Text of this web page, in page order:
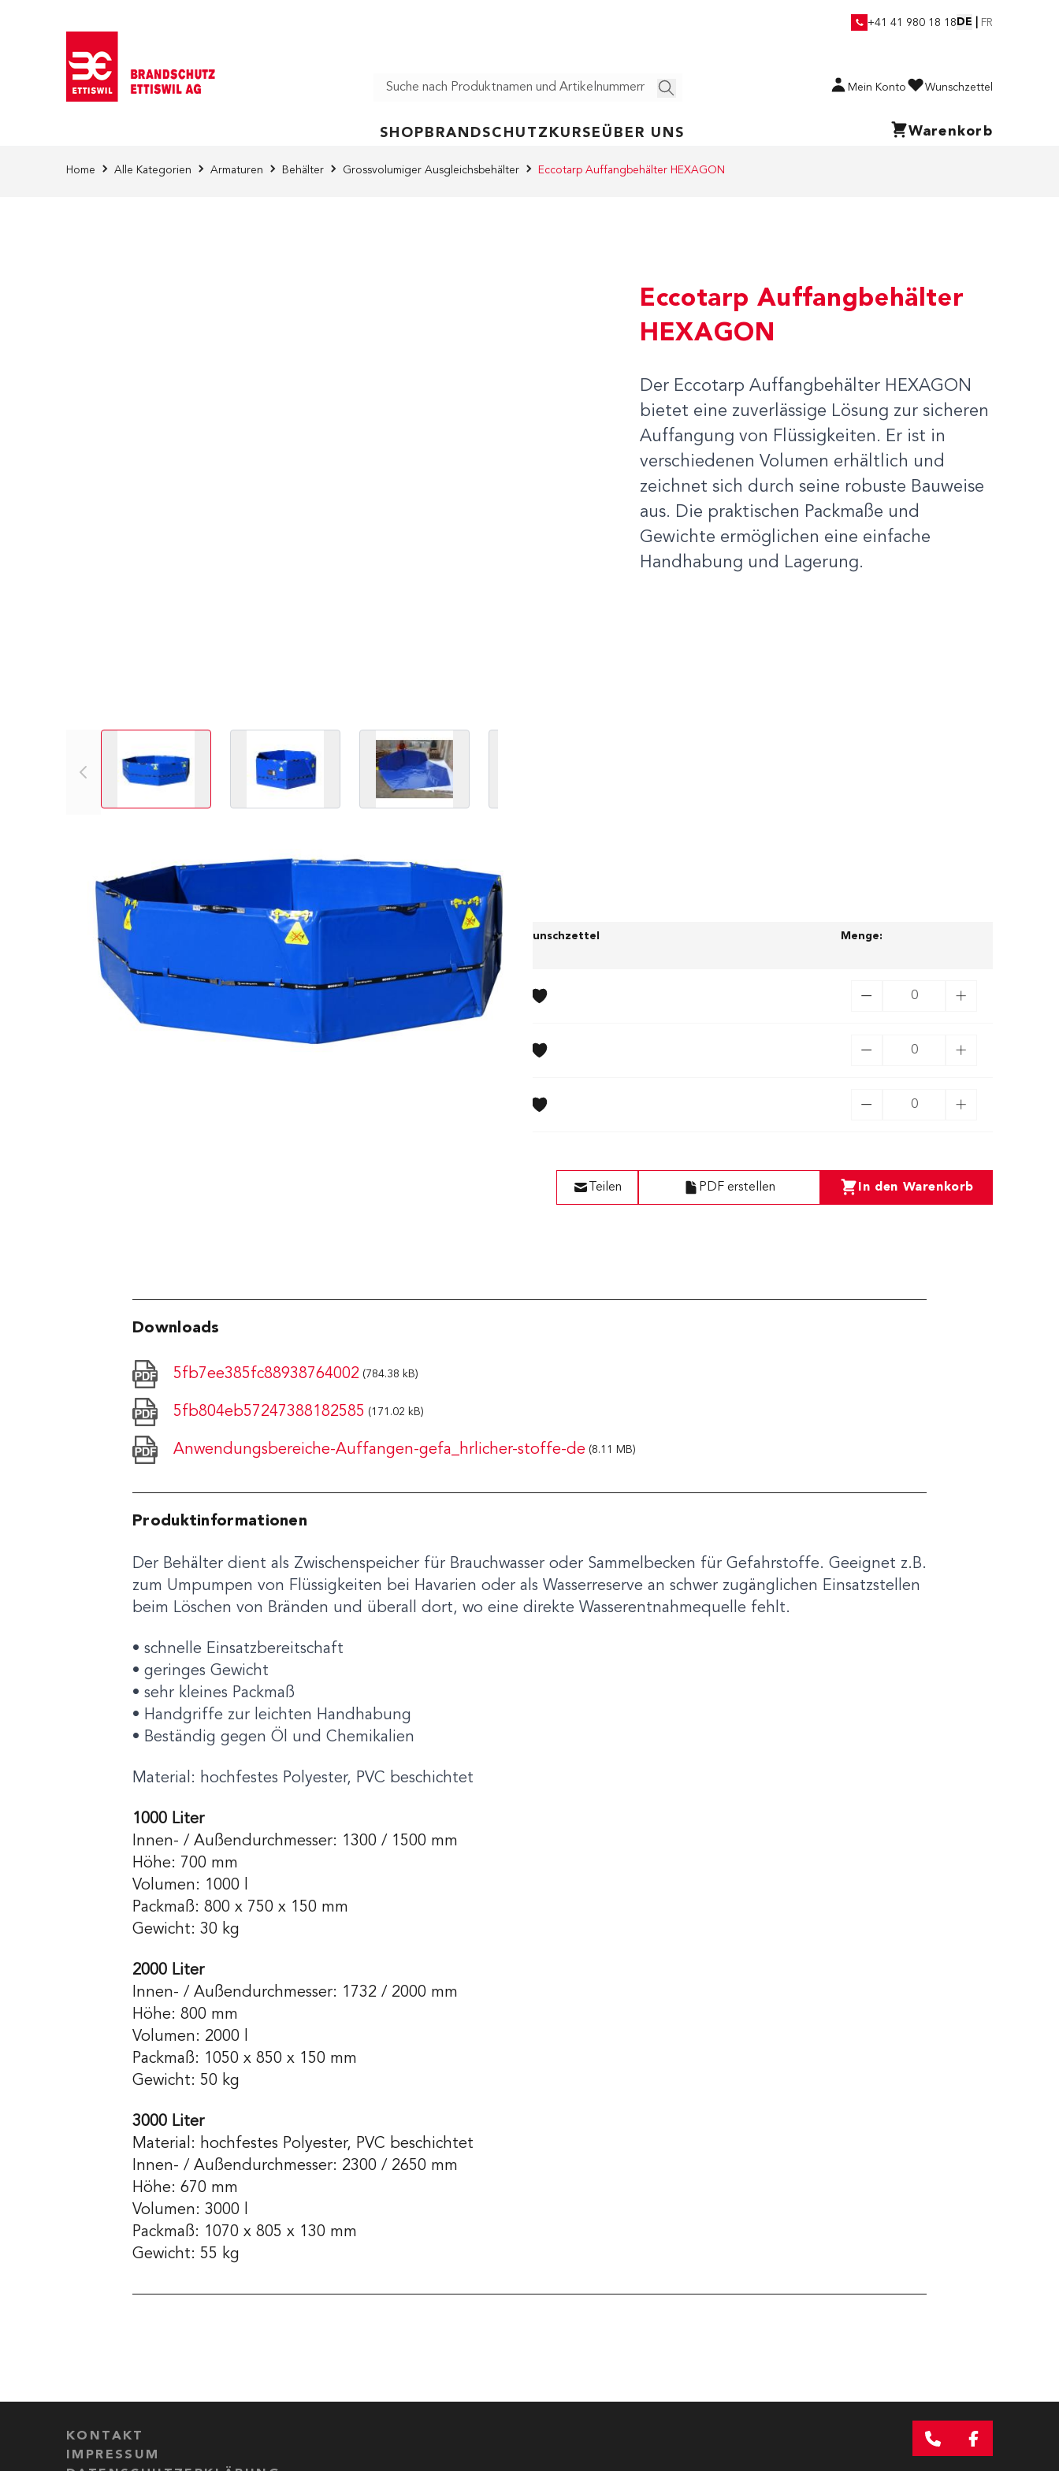
+41 41 980 18 18 DE FR
Mein Konto Wunschzettel
SHOP BRANDSCHUTZ KURSE ÜBER UNS Warenkorb
Home Alle Kategorien Armaturen Behälter Grossvolumiger Ausgleichsbehälter Eccotarp Auffangbehälter HEXAGON
View larger image View larger image
Eccotarp Auffangbehälter
HEXAGON
Der Eccotarp Auffangbehälter HEXAGON
bietet eine zuverlässige Lösung zur sicheren
Auffangung von Flüssigkeiten. Er ist in
verschiedenen Volumen erhältlich und
zeichnet sich durch seine robuste Bauweise
aus. Die praktischen Packmaße und
Gewichte ermöglichen eine einfache
Handhabung und Lagerung.
Ausführungen
Artikel-Nr Preis (exkl. MWST) Wunschzettel Menge:
CHF 3’385.00
In den Warenkorb
PDF erstellen
Teilen
Produktinformationen
Der Behälter dient als Zwischenspeicher für Brauchwasser oder Sammelbecken für Gefahrstoffe. Geeignet z.B.
zum Umpumpen von Flüssigkeiten bei Havarien oder als Wasserreserve an schwer zugänglichen Einsatzstellen
beim Löschen von Bränden und überall dort, wo eine direkte Wasserentnahmequelle fehlt.
• schnelle Einsatzbereitschaft
• geringes Gewicht
• sehr kleines Packmaß
• Handgriffe zur leichten Handhabung
• Beständig gegen Öl und Chemikalien
Material: hochfestes Polyester, PVC beschichtet
1000 Liter
Innen- / Außendurchmesser: 1300 / 1500 mm
Höhe: 700 mm
Volumen: 1000 l
Packmaß: 800 x 750 x 150 mm
Gewicht: 30 kg
2000 Liter
Innen- / Außendurchmesser: 1732 / 2000 mm
Höhe: 800 mm
Volumen: 2000 l
Packmaß: 1050 x 850 x 150 mm
Gewicht: 50 kg
3000 Liter
Material: hochfestes Polyester, PVC beschichtet
Innen- / Außendurchmesser: 2300 / 2650 mm
Höhe: 670 mm
Volumen: 3000 l
Packmaß: 1070 x 805 x 130 mm
Gewicht: 55 kg
Downloads
5fb7ee385fc88938764002 (784.38 kB)
5fb804eb57247388182585 (171.02 kB)
Anwendungsbereiche-Auffangen-gefa_hrlicher-stoffe-de (8.11 MB)
KONTAKT
IMPRESSUM